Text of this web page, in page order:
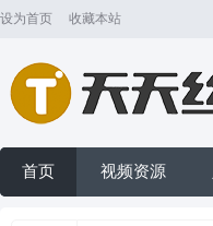
设为首页 收藏本站
首页 视频资源